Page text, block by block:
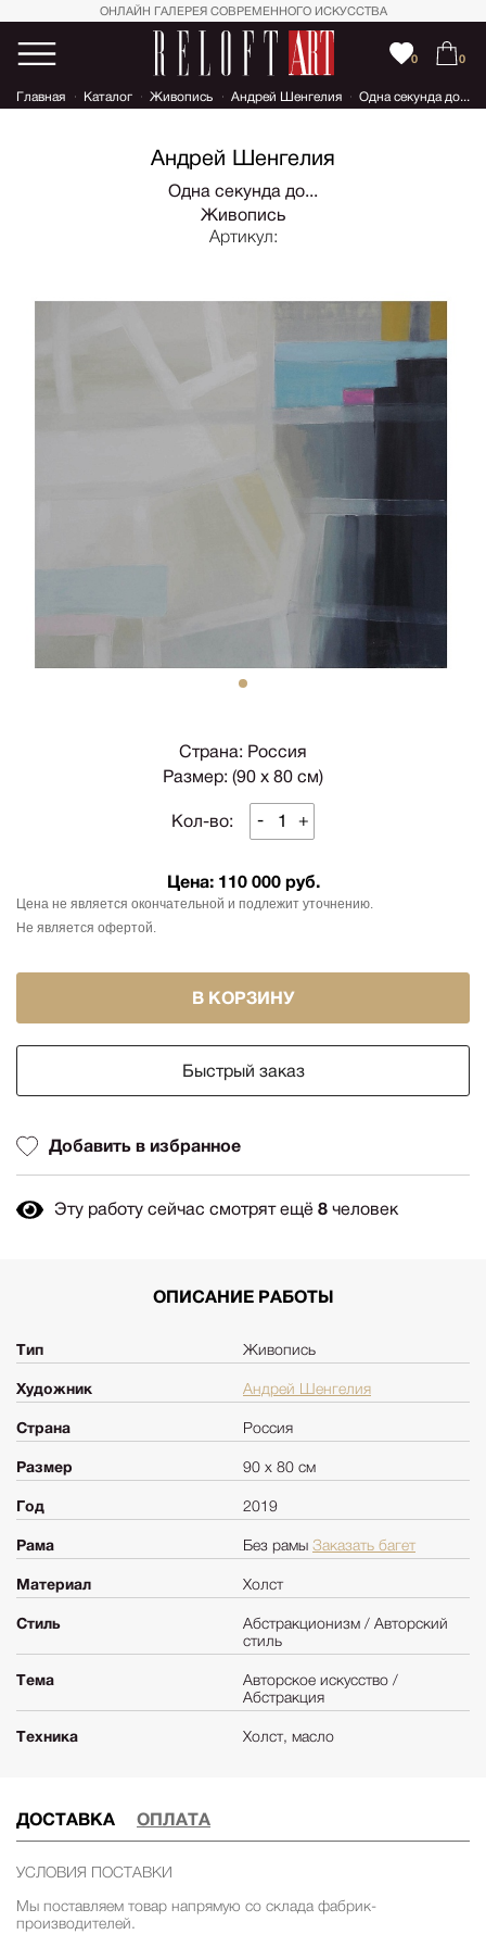
ОНЛАЙН ГАЛЕРЕЯ СОВРЕМЕННОГО ИСКУССТВА
0 0
Главная Каталог Живопись Андрей Шенгелия Одна секунда до...
ОПИСАНИЕ РАБОТЫ
Тип Живопись
Художник Андрей Шенгелия
Страна Россия
Размер 90 х 80 см
Год 2019
Рама Без рамы Заказать багет
Материал Холст
Стиль
Абстракционизм / Авторский
стиль
Тема
Авторское искусство /
Абстракция
Техника Холст, масло
ДОСТАВКА ОПЛАТА
УСЛОВИЯ ПОСТАВКИ
Мы поставляем товар напрямую со склада фабрик-
производителей.
Андрей Шенгелия
Одна секунда до...
Живопись
Артикул:
Страна: Россия
Размер: (90 х 80 см)
Кол-во: - +
Цена: 110 000 руб.
Цена не является окончательной и подлежит уточнению.
Не является офертой.
В КОРЗИНУ
Быстрый заказ
Добавить в избранное
Эту работу сейчас смотрят ещё 8 человек